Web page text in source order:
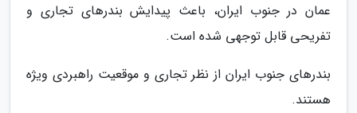
عمان در جنوب ایران، باعث پیدایش بندرهای تجاری و
تفریحی قابل توجهی شده است.
بندرهای جنوب ایران از نظر تجاری و موقعیت راهبردی ویژه
هستند.